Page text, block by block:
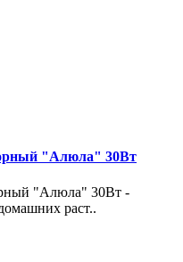
"Алюла" 30Вт
"Алюла" 30Вт -
раст..